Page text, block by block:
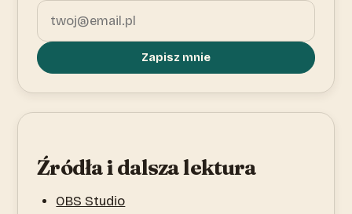
Zapisz mnie
Źródła i dalsza lektura
OBS Studio